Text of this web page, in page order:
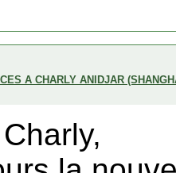
A CHARLY ANIDJAR